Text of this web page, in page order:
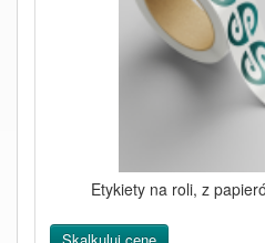
Etykiety na roli, z